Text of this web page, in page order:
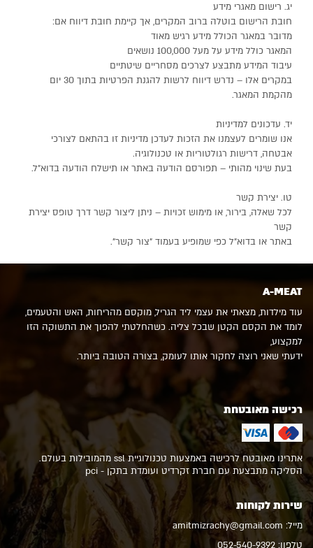
יג. רישום מאגרי מידע
חובת הרישום בוטלה ברוב המקרים, אך קיימת חובת דיווח אם:
מדובר במאגר הכולל מידע רגיש מאוד
המאגר כולל מידע על מעל 100,000 נושאים
עיבוד המידע מתבצע לצרכים מסחריים שיטתיים
במקרים אלו – נדרש דיווח לרשות להגנת הפרטיות בתוך 30 יום
מהקמת המאגר.
יד. עדכונים למדיניות
אנו שומרים לעצמנו את הזכות לעדכן מדיניות זו בהתאם לצורכי
אבטחה, דרישות רגולטוריות או טכנולוגיה.
בעת שינוי מהותי – תפורסם הודעה באתר או תישלח הודעה בדוא"ל.
טו. יצירת קשר
לכל שאלה, בירור, או מימוש זכויות – ניתן ליצור קשר דרך טופס יצירת
קשר
באתר או בדוא"ל כפי שמופיע בעמוד "צור קשר".
A-MEAT
עוד מילדות, מצאתי את עצמי ליד הגריל, מוקסם מהריחות, האש והטעמים,
לומד את הקסם הקטן שבכל צליה. כשהחלטתי להפוך את התשוקה הזו
למקצוע,
ידעתי שאני רוצה לחקור אותו לעומק, בצורה הטובה ביותר.
רכישה מאובטחת
אתרינו מאובטח לרכישה באמצעות טכנולוגיית ssl מהמובילות בעולם.
הסליקה מתבצעת עם חברת זקרדיט ועומדת בתקן - pci
שירות לקוחות
מייל: amitmizrachy@gmail.com
טלפון: 052-540-9392